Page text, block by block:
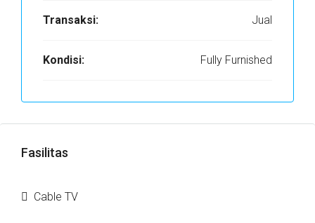
Transaksi: Jual
Kondisi: Fully Furnished
Fasilitas
Cable TV